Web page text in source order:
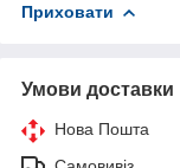
Приховати
Умови доставки
Нова Пошта